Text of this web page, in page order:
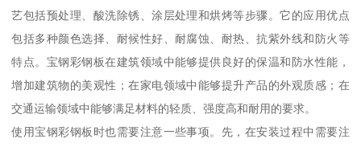
艺包括预处理、酸洗除锈、涂层处理和烘烤等步骤。它的应用优点
包括多种颜色选择、耐候性好、耐腐蚀、耐热、抗紫外线和防火等
特点。宝钢彩钢板在建筑领域中能够提供良好的保温和防水性能，
增加建筑物的美观性；在家电领域中能够提升产品的外观质感；在
交通运输领域中能够满足材料的轻质、强度高和耐用的要求。
使用宝钢彩钢板时也需要注意一些事项。先，在安装过程中需要注